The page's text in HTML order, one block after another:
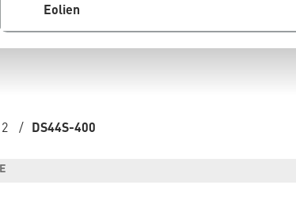
Eolien
/ DS44S-400